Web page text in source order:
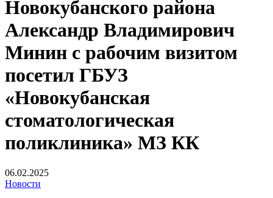
Новокубанского района
Александр Владимирович
Минин с рабочим визитом
посетил ГБУЗ
«Новокубанская
стоматологическая
поликлиника» МЗ КК
06.02.2025
Новости